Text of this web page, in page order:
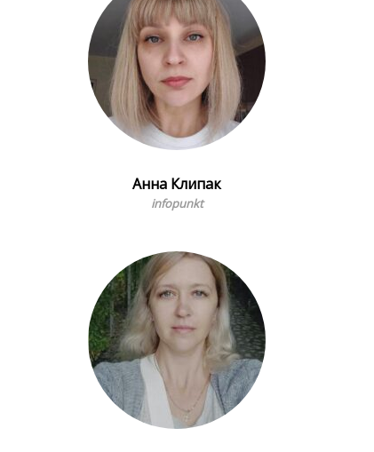
Анна Клипак
infopunkt